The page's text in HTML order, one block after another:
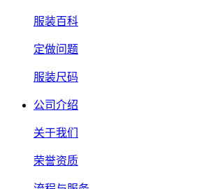
服装百科
定做问题
服装尺码
公司介绍
关于我们
荣誉资质